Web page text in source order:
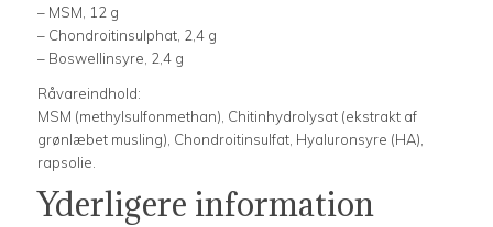
– MSM, 12 g
– Chondroitinsulphat, 2,4 g
– Boswellinsyre, 2,4 g
Råvareindhold:
MSM (methylsulfonmethan), Chitinhydrolysat (ekstrakt af
grønlæbet musling), Chondroitinsulfat, Hyaluronsyre (HA),
rapsolie.
Yderligere information